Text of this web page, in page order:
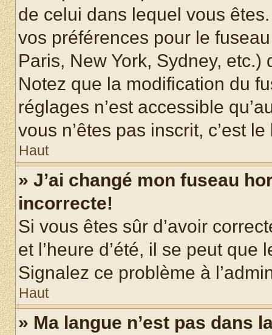
de celui dans lequel vous
vos préférences pour le
Paris, New York, Sydney, etc.)
Notez que la modification du
réglages n’est accessible
vous n’êtes pas inscrit, c’est
Haut
» J’ai changé mon fuseau
incorrecte!
Si vous êtes sûr d’avoir
et l’heure d’été, il se peut que
Signalez ce problème à
Haut
» Ma langue n’est pas dans